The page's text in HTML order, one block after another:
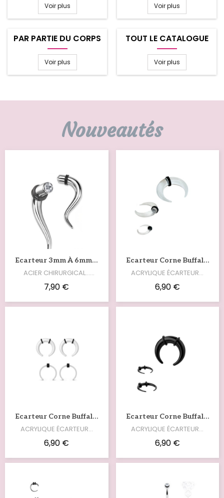
Voir plus Voir plus
PAR PARTIE DU CORPS
Voir plus
TOUT LE CATALOGUE
Voir plus
Nouveautés
Voir Ecarteur 3mm À 6mm Ondulé Et Zirconium Blanc COR004
ACIER CHIRURGICAL...
ÉCARTEUR…
7,90 €
Voir Ecarteur Corne Buffalo 4mm À 6mm Acrylique Transparent COR003T
ACRYLIQUE ÉCARTEUR…
6,90 €
Voir Ecarteur Corne Buffalo 4mm À 6mm Acrylique Blanc COR003W
ACRYLIQUE ÉCARTEUR…
6,90 €
Voir Ecarteur Corne Buffalo 3mm À 6mm Acrylique Noir COR003N
ACRYLIQUE ÉCARTEUR…
6,90 €